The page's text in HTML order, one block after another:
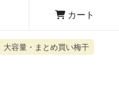
カート
大容量・まとめ買い梅干